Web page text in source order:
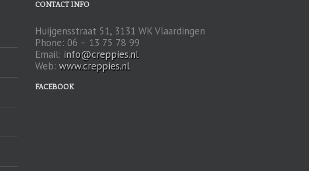
CONTACT INFO
Huijgensstraat 51, 3131 WK Vlaardingen
Phone: 06 – 13 75 78 99
Email: info@creppies.nl
Web:www.creppies.nl
FACEBOOK